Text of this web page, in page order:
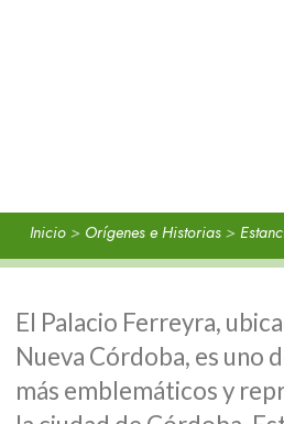
Inicio > Orígenes e Historias >
El Palacio Ferreyra,
Nueva Córdoba, es uno
más emblemáticos y